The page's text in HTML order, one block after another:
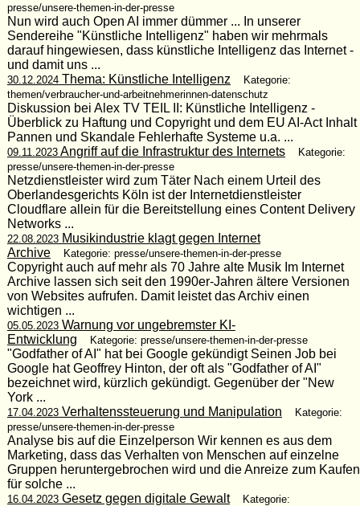
presse/unsere-themen-in-der-presse
Nun wird auch Open AI immer dümmer ... In unserer
Sendereihe "Künstliche Intelligenz" haben wir mehrmals
darauf hingewiesen, dass künstliche Intelligenz das Internet -
und damit uns ...
30.12.2024Thema: Künstliche Intelligenz
Kategorie:
themen/verbraucher-und-arbeitnehmerinnen-datenschutz
Diskussion bei Alex TV TEIL II: Künstliche Intelligenz -
Überblick zu Haftung und Copyright und dem EU AI-Act Inhalt
Pannen und Skandale Fehlerhafte Systeme u.a. ...
09.11.2023Angriff auf die Infrastruktur des Internets
Kategorie:
presse/unsere-themen-in-der-presse
Netzdienstleister wird zum Täter Nach einem Urteil des
Oberlandesgerichts Köln ist der Internetdienstleister
Cloudflare allein für die Bereitstellung eines Content Delivery
Networks ...
22.08.2023Musikindustrie klagt gegen Internet
Archive
Kategorie: presse/unsere-themen-in-der-presse
Copyright auch auf mehr als 70 Jahre alte Musik Im Internet
Archive lassen sich seit den 1990er-Jahren ältere Versionen
von Websites aufrufen. Damit leistet das Archiv einen
wichtigen ...
05.05.2023Warnung vor ungebremster KI-
Entwicklung
Kategorie: presse/unsere-themen-in-der-presse
"Godfather of AI" hat bei Google gekündigt Seinen Job bei
Google hat Geoffrey Hinton, der oft als "Godfather of AI"
bezeichnet wird, kürzlich gekündigt. Gegenüber der "New
York ...
17.04.2023Verhaltenssteuerung und Manipulation
Kategorie:
presse/unsere-themen-in-der-presse
Analyse bis auf die Einzelperson Wir kennen es aus dem
Marketing, dass das Verhalten von Menschen auf einzelne
Gruppen heruntergebrochen wird und die Anreize zum Kaufen
für solche ...
16.04.2023Gesetz gegen digitale Gewalt
Kategorie: